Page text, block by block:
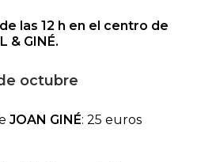
las 12 h en el centro de
& GINÉ.
octubre
JOAN GINÉ: 25 euros